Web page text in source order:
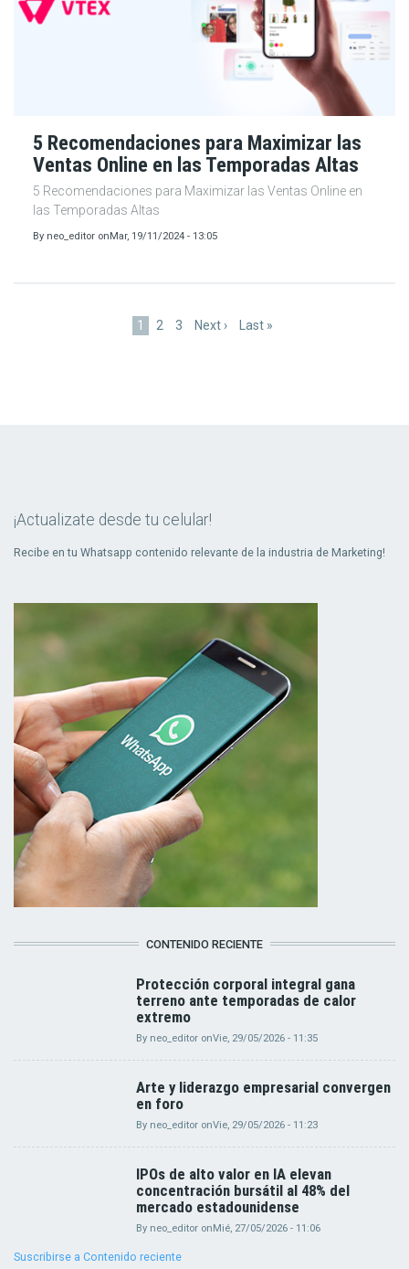
5 Recomendaciones para Maximizar las
Ventas Online en las Temporadas Altas
5 Recomendaciones para Maximizar las Ventas Online en
las Temporadas Altas
By neo_editor onMar, 19/11/2024 - 13:05
Página
1 Page
2 Page
3
Siguiente
Next ›
Última
Last »
¡Actualizate desde tu celular!
Recibe en tu Whatsapp contenido relevante de la industria de Marketing!
CONTENIDO RECIENTE
Protección corporal integral gana
terreno ante temporadas de calor
extremo
By neo_editor onVie, 29/05/2026 - 11:35
Arte y liderazgo empresarial convergen
en foro
By neo_editor onVie, 29/05/2026 - 11:23
IPOs de alto valor en IA elevan
concentración bursátil al 48% del
mercado estadounidense
By neo_editor onMié, 27/05/2026 - 11:06
Suscribirse a Contenido reciente